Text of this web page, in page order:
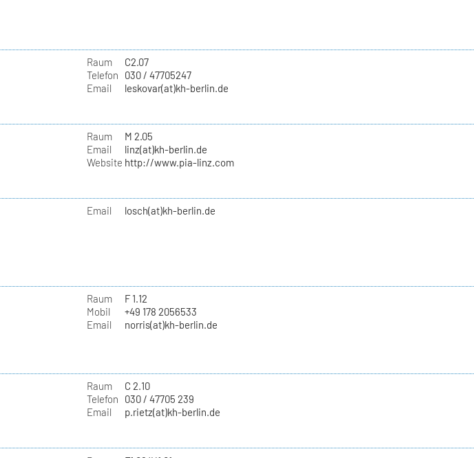
Raum
C2.07
Telefon
030 / 47705247
Email
leskovar(at)kh-berlin.de
Raum
M 2.05
Email
linz(at)kh-berlin.de
Website http://www.pia-linz.com
Email losch(at)kh-berlin.de
Raum
F 1.12
Mobil
+49 178 2056533
Email
norris(at)kh-berlin.de
Raum
C 2.10
Telefon
030 / 47705 239
Email
p.rietz(at)kh-berlin.de